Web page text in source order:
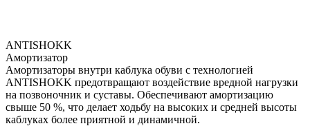
ANTISHOKK
Амортизатор
Амортизаторы внутри каблука обуви с технологией
ANTISHOKK предотвращают воздействие вредной нагрузки
на позвоночник и суставы. Обеспечивают амортизацию
свыше 50 %, что делает ходьбу на высоких и средней высоты
каблуках более приятной и динамичной.